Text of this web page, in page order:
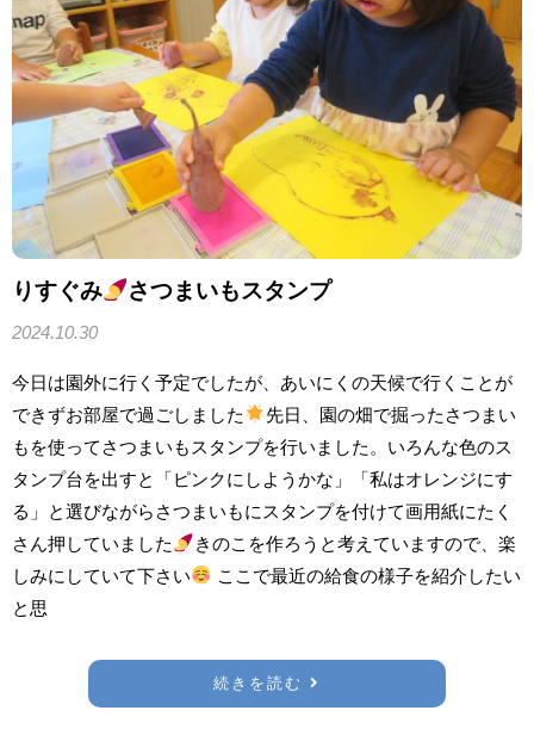
りすぐみ さつまいもスタンプ
2024.10.30
今日は園外に行く予定でしたが、あいにくの天候で行くことが
できずお部屋で過ごしました
先日、園の畑で掘ったさつまい
もを使ってさつまいもスタンプを行いました。いろんな色のス
タンプ台を出すと「ピンクにしようかな」「私はオレンジにす
る」と選びながらさつまいもにスタンプを付けて画用紙にたく
さん押していました
きのこを作ろうと考えていますので、楽
しみにしていて下さい
ここで最近の給食の様子を紹介したい
と思
続きを読む